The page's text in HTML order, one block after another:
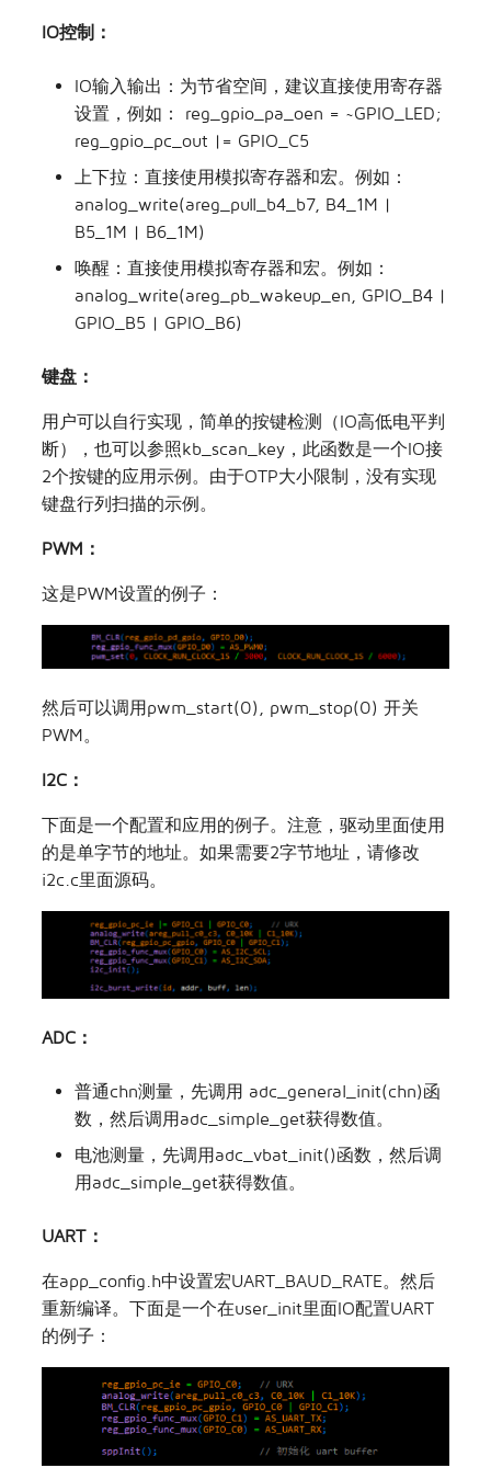
IO控制：
IO输入输出：为节省空间，建议直接使用寄存器
设置，例如： reg_gpio_pa_oen = ~GPIO_LED;
reg_gpio_pc_out |= GPIO_C5
上下拉：直接使用模拟寄存器和宏。例如：
analog_write(areg_pull_b4_b7, B4_1M |
B5_1M | B6_1M)
唤醒：直接使用模拟寄存器和宏。例如：
analog_write(areg_pb_wakeup_en, GPIO_B4 |
GPIO_B5 | GPIO_B6)
键盘：
用户可以自行实现，简单的按键检测（IO高低电平判
断），也可以参照kb_scan_key，此函数是一个IO接
2个按键的应用示例。由于OTP大小限制，没有实现
键盘行列扫描的示例。
PWM：
这是PWM设置的例子：
然后可以调用pwm_start(0), pwm_stop(0) 开关
PWM。
I2C：
下面是一个配置和应用的例子。注意，驱动里面使用
的是单字节的地址。如果需要2字节地址，请修改
i2c.c里面源码。
ADC：
普通chn测量，先调用 adc_general_init(chn)函
数，然后调用adc_simple_get获得数值。
电池测量，先调用adc_vbat_init()函数，然后调
用adc_simple_get获得数值。
UART：
在app_config.h中设置宏UART_BAUD_RATE。然后
重新编译。下面是一个在user_init里面IO配置UART
的例子：